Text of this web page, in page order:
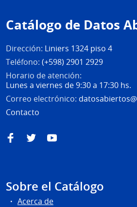
de
página
Catálogo de Datos
Dirección: Liniers 1324 piso 4
Teléfono: (+598) 2901 2929
Horario de atención:
Lunes a viernes de 9:30 a 17:30 hs.
Correo electrónico:
Contacto
FacebookTwitterYouTube
Sobre el Catálogo
Acerca de